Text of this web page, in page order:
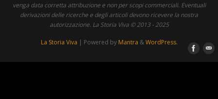
venga data corretta attribuzione e non per scopi commerciali. Eventuali
derivazioni delle ricerche e degli articoli devono ricevere la nostra
autorizzazione. La Storia Viva © 2013 - 2025
La Storia Viva | Powered by Mantra &WordPress.